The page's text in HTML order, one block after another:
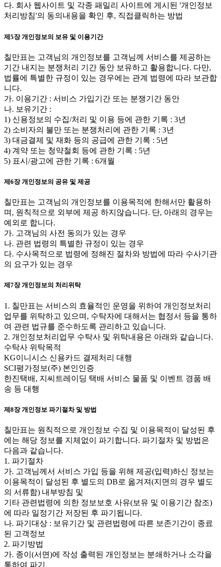
다. 회사 웹사이트 및 각종 패밀리 사이트에 게시된 '개인정보
처리방침'의 동의내용을 확인 후, 직접클릭하는 방법
제5장 개인정보의 보유 및 이용기간
칠만표는 고객님의 개인정보를 고객님께 서비스를 제공하는
기간 내지는 분쟁처리 기간 동안 보유하고 활용합니다. 다만,
법률에 특별한 규정이 있는 경우에는 관계 법령에 따라 보관합
니다.
가. 이용기간 : 서비스 가입기간 또는 분쟁기간 동안
나. 보유기간 :
1) 신용정보의 수집/처리 및 이용 등에 관한 기록 : 3년
2) 소비자의 불만 또는 분쟁처리에 관한 기록 : 3년
3) 대금결제 및 재화 등의 공급에 관한 기록 : 5년
4) 계약 또는 청약철회 등에 관한 기록 : 5년
5) 표시/광고에 관한 기록 : 6개월
제6장 개인정보의 공유 및 제공
칠만표는 고객님의 개인정보를 이용목적에 한해서만 활용하
며, 원칙적으로 외부에 제공 하지않습니다. 단, 아래의 경우는
예외로 합니다.
가. 고객님의 사전 동의가 있는 경우
나. 관련 법령의 특별한 규정이 있는 경우
다. 수사목적으로 법령에 정해진 절차와 방법에 따라 수사기관
의 요구가 있는 경우
제7장 개인정보의 처리위탁
1. 칠만표는 서비스의 효율적인 운영을 위하여 개인정보처리
업무를 위탁하고 있으며, 수탁자에 대해서는 협정서 등을 통하
여 관련 법규를 준수하도록 관리하고 있습니다.
2. 개인정보처리업무 수탁사 및 위탁내용은 아래와 같습니다.
수탁사 위탁목적
KG이니시스 신용카드 결제처리 대행
SCI평가정보(주) 본인인증
한진택배, 지씨트레이딩 택배 서비스 물품 및 이벤트 경품 배
송 등 대행
제8장 개인정보 파기절차 및 방법
칠만표는 원칙적으로 개인정보 수집 및 이용목적이 달성된 후
에는 해당 정보를 지체없이 파기합니다. 파기절차 및 방법은
다음과 같습니다.
1. 파기절차
가. 고객님께서 서비스 가입 등을 위해 제공(입력)하신 정보는
이용목적이 달성된 후 별도의 DB로 옮겨져(지면의 경우 별도
의 서류함) 내부방침 및
기타 관련법령에 의한 정보보호 사유(보유 및 이용기간 참조)
에 따라 일정기간 저장된 후 파기됩니다.
나. 파기대상 : 보유기간 및 관련법령에 따른 보존기간이 종료
된 고객정보
2. 파기방법
가. 종이(서면)에 작성 출력된 개인정보는 분쇄하거나 소각을
통하여 파기